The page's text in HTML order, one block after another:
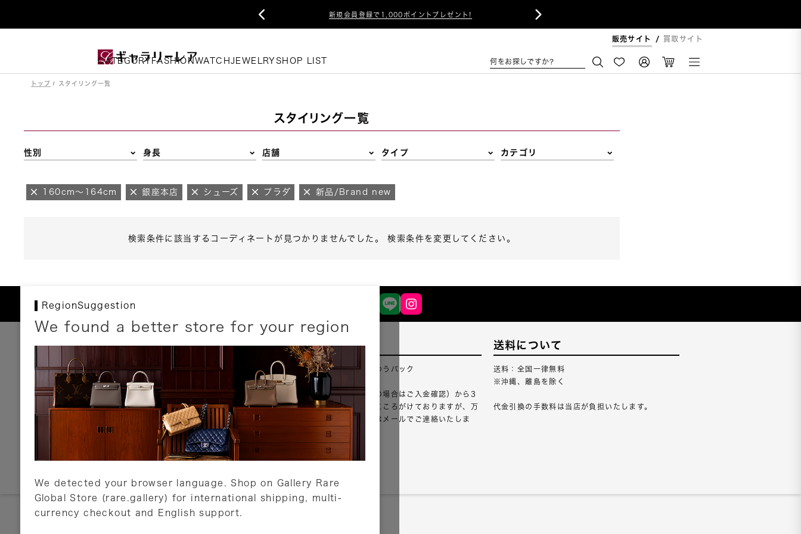
新規会員登録で1,000ポイントプレゼント!
 
販売サイト 買取サイト
CATEGORY FASHIONWATCHJEWELRY SHOP LIST 何をお探しですか?
トップ スタイリング一覧
スタイリング一覧
性別 身長 店舗 タイプ カテゴリ
160cm～164cm 銀座本店 シューズ プラダ 新品/Brand new
検索条件に該当するコーディネートが見つかりませんでした。 検索条件を変更してください。
RegionSuggestion
We found a better store for your region
We detected your browser language. Shop on Gallery Rare
Global Store (rare.gallery) for international shipping, multi-
currency checkout and English support.
お支払いについて
以下のお支払方法が利用可能です。
クレジットカード
ショッピングローン
銀行振込・郵便振替
代金引換
Amazon Pay
PayPay
店頭支払い
詳しくはこちら
配送について
配送業者：佐川急便・ゆうパック
ご注文確認（銀行振込の場合はご入金確認）から3
営業日以内のご出荷をこころがけておりますが、万
が一出荷が遅れる場合はメールでご連絡いたしま
詳しくはこちら
送料について
送料：全国一律無料
※沖縄、離島を除く
代金引換の手数料は当店が負担いたします。